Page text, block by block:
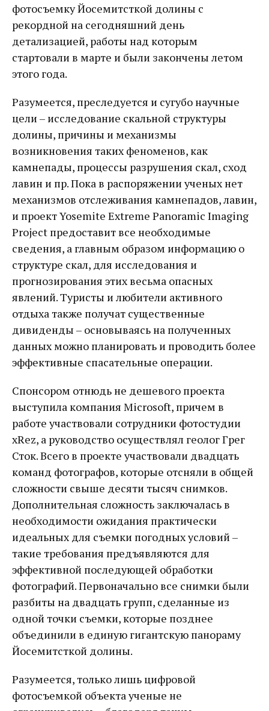
фотосъемку Йосемитсткой долины с
рекордной на сегодняшний день
детализацией, работы над которым
стартовали в марте и были закончены летом
этого года.
Разумеется, преследуется и сугубо научные
цели – исследование скальной структуры
долины, причины и механизмы
возникновения таких феноменов, как
камнепады, процессы разрушения скал, сход
лавин и пр. Пока в распоряжении ученых нет
механизмов отслеживания камнепадов, лавин,
и проект Yosemite Extreme Panoramic Imaging
Project предоставит все необходимые
сведения, а главным образом информацию о
структуре скал, для исследования и
прогнозирования этих весьма опасных
явлений. Туристы и любители активного
отдыха также получат существенные
дивиденды – основываясь на полученных
данных можно планировать и проводить более
эффективные спасательные операции.
Спонсором отнюдь не дешевого проекта
выступила компания Microsoft, причем в
работе участвовали сотрудники фотостудии
xRez, а руководство осуществлял геолог Грег
Сток. Всего в проекте участвовали двадцать
команд фотографов, которые отсняли в общей
сложности свыше десяти тысяч снимков.
Дополнительная сложность заключалась в
необходимости ожидания практически
идеальных для съемки погодных условий –
такие требования предъявляются для
эффективной последующей обработки
фотографий. Первоначально все снимки были
разбиты на двадцать групп, сделанные из
одной точки съемки, которые позднее
объединили в единую гигантскую панораму
Йосемитсткой долины.
Разумеется, только лишь цифровой
фотосъемкой объекта ученые не